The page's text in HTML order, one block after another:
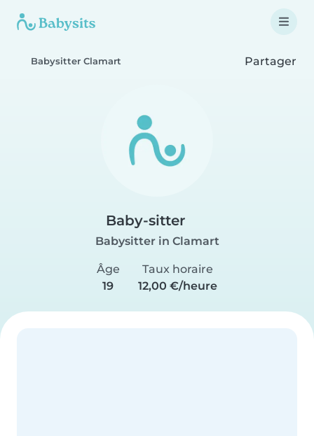
Babysitter Clamart Partager
Baby-sitter
Babysitter in Clamart
Âge
19
Taux horaire
12,00 €/heure